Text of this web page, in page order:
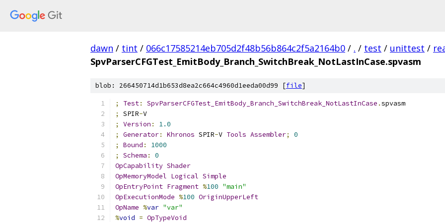
dawn / tint / 066c17585214eb705d2f48b56b864c2f5a2164b0 / . / test / unittest /
SpvParserCFGTest_EmitBody_Branch_SwitchBreak_NotLastInCase.spvasm
blob: 266450714d1b653d8ea2c664c4960d1eeda00d99 [file]
; Test: SpvParserCFGTest_EmitBody_Branch_SwitchBreak_NotLastInCase .spvasm
;
SPIR-V
;
Version :
1.0
;
Generator: Khronos SPIR-V Tools Assembler;
0
;
Bound :
1000
;
Schema :
0
OpCapability Shader
OpMemoryModel Logical Simple
OpEntryPoint Fragment %100 "main"
OpExecutionMode %100 OriginUpperLeft
OpName %var "var"
%void = OpTypeVoid